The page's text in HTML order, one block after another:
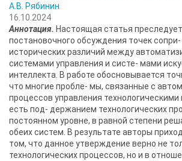
А.В. Рябинин
16.10.2024
Аннотация. Настоящая статья
постановочного обсуждения точек
исторических различий между
системами управления и систе- мами
интеллекта. В работе обосновывается
что многие пробле- мы, связанные с
процессов управления
есть под- держанием технологических
постоянном уровне, в равной степени
обеих систем. В результате авторы
том, что данное утверждение верно не
технологических процессов, но и в